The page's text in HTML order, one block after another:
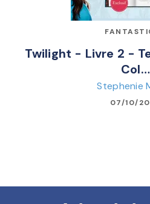
Twilight - Livre 2 -
Col…
Stephenie
07/10/